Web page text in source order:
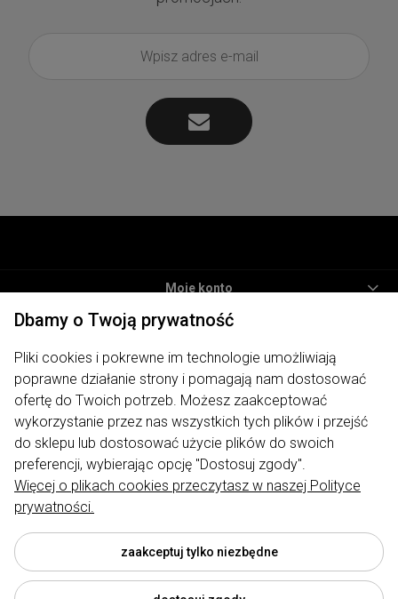
Moje konto
Informacje
Płatności i dostawa
O nas
ODWIEDŹ NAS
Sklep internetowy My Lauren | ul. Traugutta 7, 62-400 Słupca |
biuro@mylauren.pl|730 004 449| NIP: 6671715479 | REGON:
300974891
Dbamy o Twoją prywatność
Pliki cookies i pokrewne im technologie umożliwiają
poprawne działanie strony i pomagają nam dostosować
ofertę do Twoich potrzeb. Możesz zaakceptować
wykorzystanie przez nas wszystkich tych plików i przejść
do sklepu lub dostosować użycie plików do swoich
preferencji, wybierając opcję "Dostosuj zgody".
Więcej o plikach cookies przeczytasz w naszej Polityce
prywatności.
zaakceptuj tylko niezbędne